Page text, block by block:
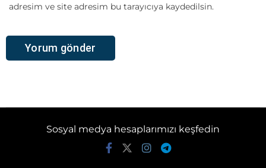
adresim ve site adresim bu tarayıcıya kaydedilsin.
Sosyal medya hesaplarımızı keşfedin